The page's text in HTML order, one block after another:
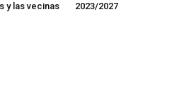
y las vecinas
2023/2027